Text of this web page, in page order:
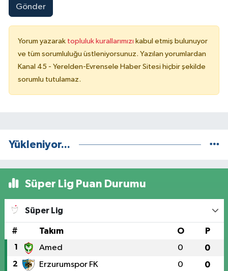
Gönder
Yorum yazarak topluluk kurallarımızı kabul etmiş bulunuyor
ve tüm sorumluluğu üstleniyorsunuz. Yazılan yorumlardan
Kanal 45 - Yerelden-Evrensele Haber Sitesi hiçbir şekilde
sorumlu tutulamaz.
Yükleniyor...
Süper Lig Puan Durumu
Süper Lig
# Takım O P
1 Amed 0 0
2 Erzurumspor FK 0 0